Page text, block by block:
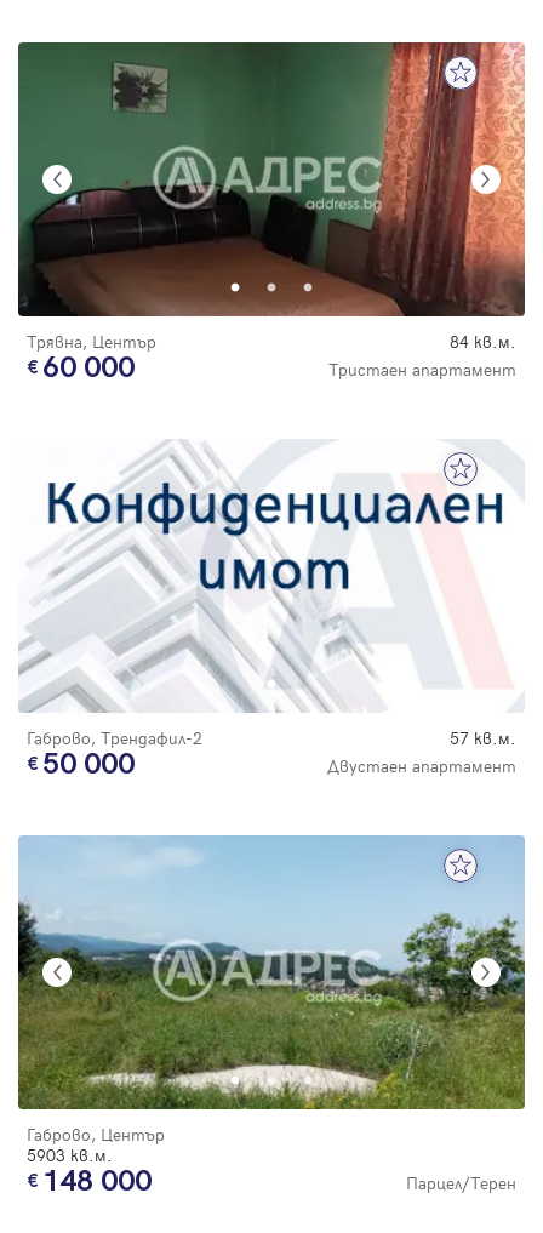
Трявна, Център 84 кв.м.
60 000 Тристаен апартамент
Габрово, Трендафил-2 57 кв.м.
50 000 Двустаен апартамент
Габрово, Център
5903 кв.м.
148 000 Парцел/Терен